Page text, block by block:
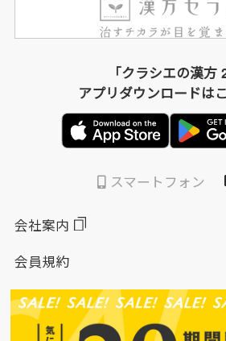
「クラシエの漢方
アプリダウンロードは
スマートフォン
会社案内
会員規約
個人情報保護方針
特定商取引法に基づく表示